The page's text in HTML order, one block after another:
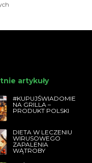
artykuły
#KUPUJŚWIADOMIE
NA GRILLA –
PRODUKT POLSKI
DIETA W LECZENIU
WIRUSOWEGO
ZAPALENIA
WĄTROBY